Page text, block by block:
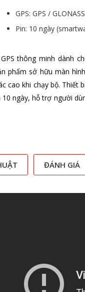
GPS: GPS /
Pin: 10 ngày
thông minh dành
phẩm sở hữu màn
cao khi chạy bộ. Thiết
ngày, hỗ trợ người
ĐÁNH GIÁ